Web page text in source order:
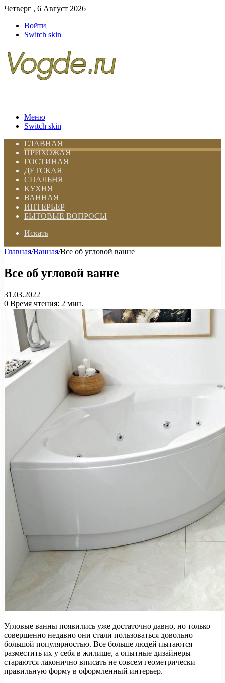
Четверг , 6 Август 2026
Войти
Switch skin
Меню
Switch skin
ГЛАВНАЯ
ПРИХОЖАЯ
ГОСТИНАЯ
ДЕТСКАЯ
СПАЛЬНЯ
КУХНЯ
ВАННАЯ
ИНТЕРЬЕР
БЫТОВЫЕ ВОПРОСЫ
Искать
Главная/Ванная/Все об угловой ванне
Все об угловой ванне
31.03.2022
0 Время чтения: 2 мин.
Угловые ванны появились уже достаточно давно, но только
совершенно недавно они стали пользоваться довольно
большой популярностью. Все больше людей пытаются
разместить их у себя в жилище, а опытные дизайнеры
стараются лаконично вписать не совсем геометрически
правильную форму в оформленный интерьер.